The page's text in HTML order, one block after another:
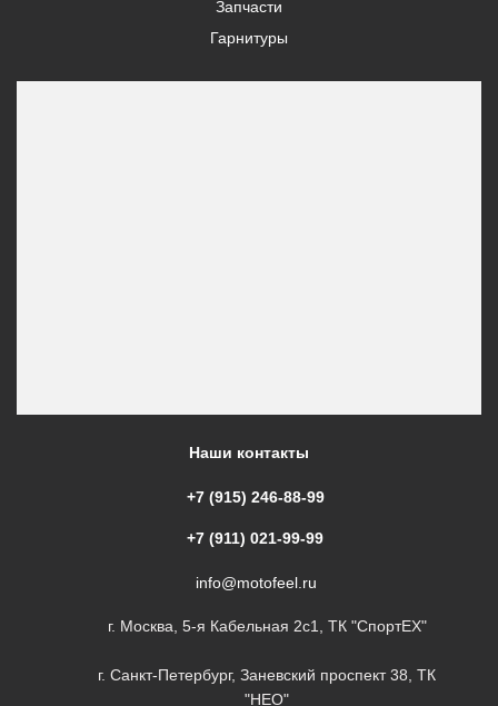
Запчасти
Гарнитуры
Наши контакты
+7 (915) 246-88-99
+7 (911) 021-99-99
info@motofeel.ru
г. Москва, 5-я Кабельная 2с1, ТК "СпортЕХ"
г. Санкт-Петербург, Заневский проспект 38, ТК
"НЕО"